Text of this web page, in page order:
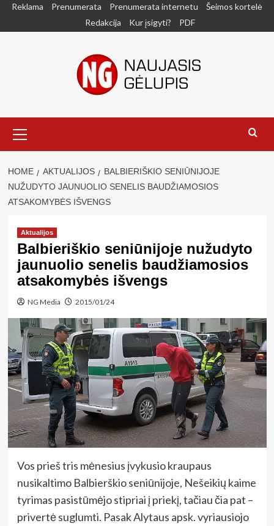
SkipReklama Prenumerata Prenumerata internetu
Šeimos kortelė
Redakcija
Kur įsigyti? PDF
Menu
HOME AKTUALIJOS
BALBIERIŠKIO SENIŪNIJOJE
NUŽUDYTO JAUNUOLIO SENELIS BAUDŽIAMOSIOS
ATSAKOMYBĖS IŠVENGS
Aktualijos
Balbieriškio seniūnijoje nužudyto
jaunuolio senelis baudžiamosios
atsakomybės išvengs
NG Media 2015/01/24
Vos prieš tris mėnesius įvykusio kraupaus
nusikaltimo Balbierškio seniūnijoje, Nešeikių kaime
tyrimas pasistūmėjo stipriai į priekį, tačiau čia pat –
privertė suglumti. Pasak Alytaus apsk. vyriausiojo